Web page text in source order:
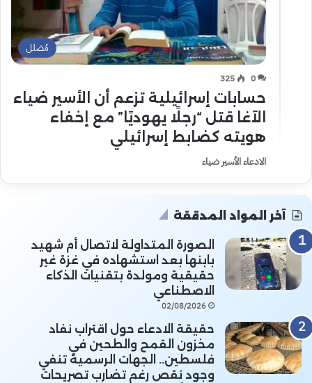
مُضلل
0
325
حسابات إسرائيلية تزعم أن الأسير ضياء
الآغا قتل “رجلًا يهوديًا” مع إخفاء
هويته كضابط إسرائيلي
الادعاء الأسير ضياء
آخر المواد المدققة
الصورة المتداولة لاتصال أم شهيد
بابنها بعد استشهاده في غزة غير
حقيقية ومولدة بتقنيات الذكاء
الاصطناعي
02/08/2026
حقيقة الادعاء حول اقتراب نفاد
مخزون القمح والطحين في
فلسطين.. الجهات الرسمية تنفي
وجود نقص رغم تضارب تصريحات